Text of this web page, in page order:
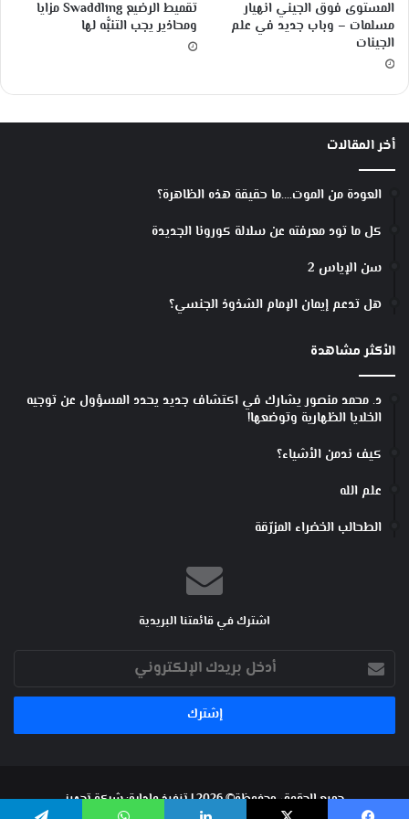
ب
ل
؟
المستوى فوق الجيني انهيار
مسلمات – وباب جديد في علم
الجينات
تقميط الرضيع Swaddling مزايا
ومحاذير يجب التنبُّه لها
أخر المقالات
العودة من الموت….ما حقيقة هذه الظاهرة؟
كل ما تود معرفته عن سلالة كورونا الجديدة
سن الإياس 2
هل تدعم إيمان الإمام الشذوذ الجنسي؟
الأكثر مشاهدة
د. محمد منصور يشارك في اكتشاف جديد يحدد المسؤول عن توجيه
الخلايا الظهارية وتوضعها!
كيف ندمن الأشياء؟
علم الله
الطحالب الخضراء المزرّقة
اشترك في قائمتنا البريدية
أدخل
بريدك
الإلكتروني
جميع الحقوق محفوظة© 2026 | تنفيذ وإدارة: شركة تجهيز